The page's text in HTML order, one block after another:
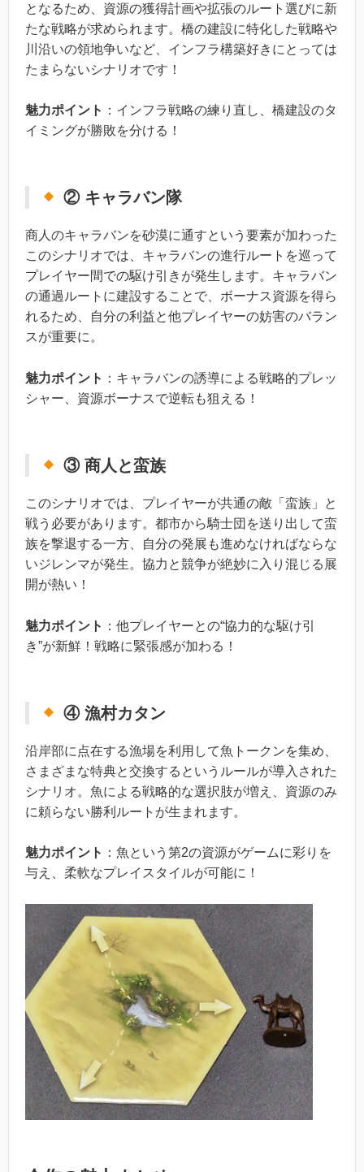
となるため、資源の獲得計画や拡張のルート選びに新
たな戦略が求められます。橋の建設に特化した戦略や
川沿いの領地争いなど、インフラ構築好きにとっては
たまらないシナリオです！
魅力ポイント ：インフラ戦略の練り直し、橋建設のタ
イミングが勝敗を分ける！
② キャラバン隊
商人のキャラバンを砂漠に通すという要素が加わった
このシナリオでは、キャラバンの進行ルートを巡って
プレイヤー間での駆け引きが発生します。キャラバン
の通過ルートに建設することで、ボーナス資源を得ら
れるため、自分の利益と他プレイヤーの妨害のバラン
スが重要に。
魅力ポイント ：キャラバンの誘導による戦略的プレッ
シャー、資源ボーナスで逆転も狙える！
③ 商人と蛮族
このシナリオでは、プレイヤーが共通の敵「蛮族」と
戦う必要があります。都市から騎士団を送り出して蛮
族を撃退する一方、自分の発展も進めなければならな
いジレンマが発生。協力と競争が絶妙に入り混じる展
開が熱い！
魅力ポイント ：他プレイヤーとの“協力的な駆け引
き”が新鮮！戦略に緊張感が加わる！
④ 漁村カタン
沿岸部に点在する漁場を利用して魚トークンを集め、
さまざまな特典と交換するというルールが導入された
シナリオ。魚による戦略的な選択肢が増え、資源のみ
に頼らない勝利ルートが生まれます。
魅力ポイント ：魚という第2の資源がゲームに彩りを
与え、柔軟なプレイスタイルが可能に！